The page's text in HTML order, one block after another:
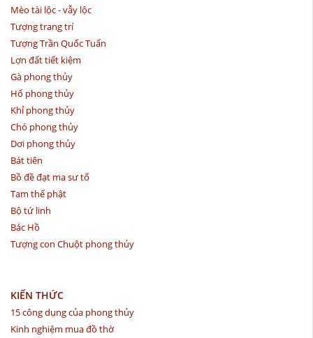
Mèo tài lộc - vẫy lộc
Tượng trang trí
Tượng Trần Quốc Tuấn
Lợn đất tiết kiệm
Gà phong thủy
Hổ phong thủy
Khỉ phong thủy
Chó phong thủy
Dơi phong thủy
Bát tiên
Bồ đề đạt ma sư tổ
Tam thế phật
Bộ tứ linh
Bác Hồ
Tượng con Chuột phong thủy
KIẾN THỨC
15 công dụng của phong thủy
Kinh nghiệm mua đồ thờ